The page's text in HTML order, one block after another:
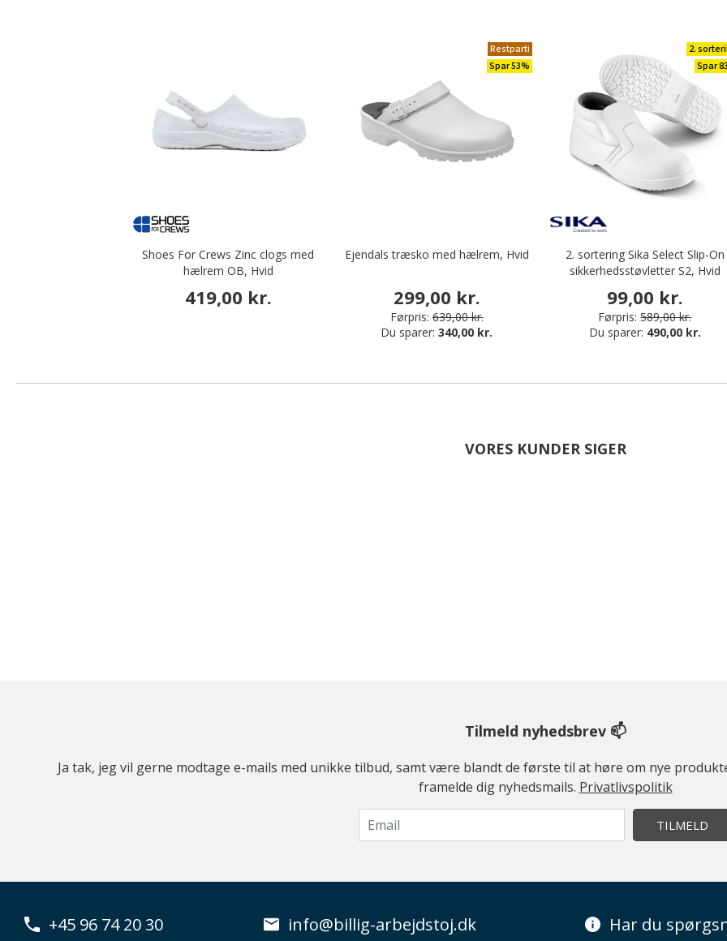
Shoes For Crews Zinc clogs med
hælrem OB, Hvid
419,00 kr.
Restparti
Spar 53%
Ejendals træsko med hælrem, Hvid
299,00 kr.
Førpris: 639,00 kr.
Du sparer:340,00 kr.
2.
Spar
2. sortering Sika Select Slip-On
sikkerhedsstøvletter S2, Hvid
99,00 kr.
Førpris: 589,00 kr.
Du sparer: 490,00 kr.
VORES KUNDER SIGER
Tilmeld nyhedsbrev 📫
Ja tak, jeg vil gerne modtage e-mails med unikke tilbud, samt være blandt de første til at høre om nye
framelde dig nyhedsmails. Privatlivspolitik
TILMELD
+45 96 74 20 30 info@billig-arbejdstoj.dk Har du